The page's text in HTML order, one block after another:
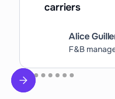
carriers
Alice
F&B
Slide 2 of 9.